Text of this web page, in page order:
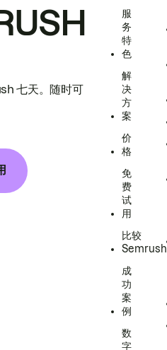
七天。随时可
服
务
特
色
解
决
方
案
价
格
免
费
试
用
比较
Semrush
成
功
案
例
数
字